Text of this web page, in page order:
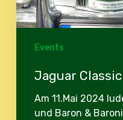
Events
Jaguar
Am 11.Mai 2024
und Baron &